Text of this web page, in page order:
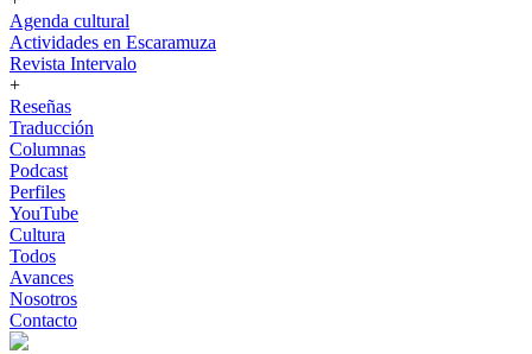
Agenda cultural
Actividades en Escaramuza
Revista Intervalo
+
Reseñas
Traducción
Columnas
Podcast
Perfiles
YouTube
Cultura
Todos
Avances
Nosotros
Contacto